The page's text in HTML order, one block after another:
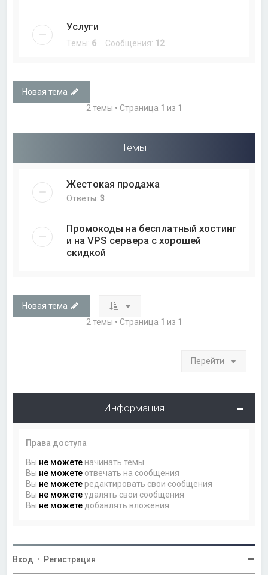
Услуги
Темы: 6 Сообщения: 12
Новая тема
2 темы • Страница 1 из 1
Темы
Жестокая продажа
Ответы:3
Промокоды на бесплатный хостинг
и на VPS сервера с хорошей
скидкой
Новая тема
2 темы • Страница 1 из 1
Перейти
Информация
Права доступа
Вы не можете начинать темы
Вы не можете отвечать на сообщения
Вы не можете редактировать свои сообщения
Вы не можетеудалять свои сообщения
Вы не можете добавлять вложения
Вход • Регистрация